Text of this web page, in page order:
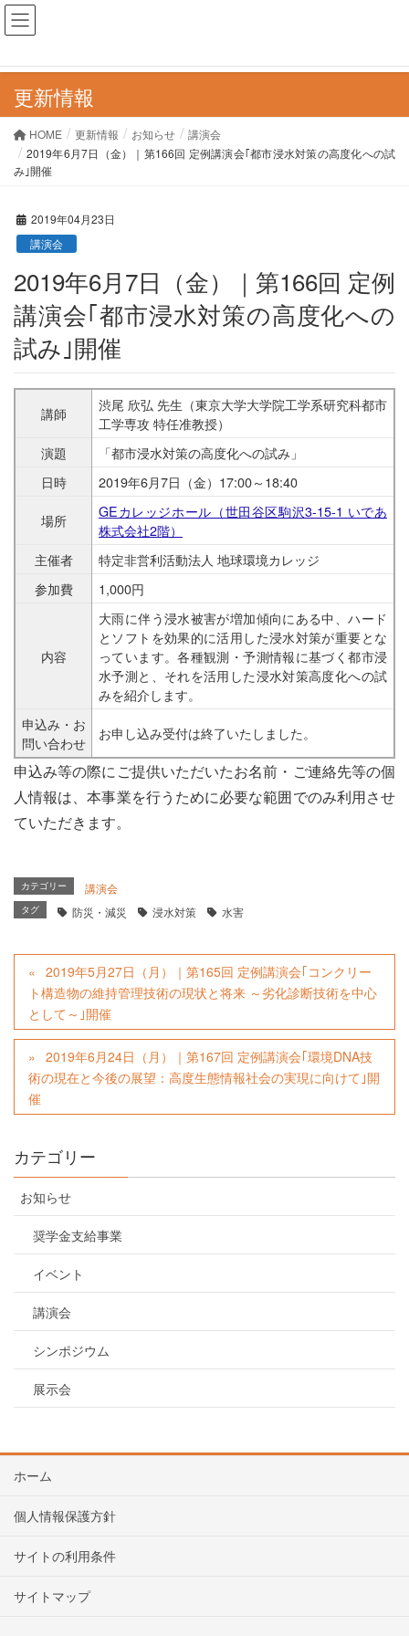
更新情報
HOME 更新情報 お知らせ
講演会
2019年6月7日（金）｜第166回 定例講演会｢都市浸水対策の高度化への試
み｣開催
2019年04月23日
講演会
2019年6月7日（金）｜第166回 定例
講演会｢都市浸水対策の高度化への
試み｣開催
講師
渋尾 欣弘 先生（東京大学大学院工学系研究科都市
工学専攻 特任准教授）
演題
「都市浸水対策の高度化への試み」
日時
2019年6月7日（金）17:00～18:40
場所
GEカレッジホール（世田谷区駒沢3-15-1 いであ
株式会社2階）
主催者
特定非営利活動法人 地球環境カレッジ
参加費
1,000円
内容
大雨に伴う浸水被害が増加傾向にある中、ハード
とソフトを効果的に活用した浸水対策が重要とな
っています。各種観測・予測情報に基づく都市浸
水予測と、それを活用した浸水対策高度化への試
みを紹介します。
申込み・お
問い合わせ
お申し込み受付は終了いたしました。
申込み等の際にご提供いただいたお名前・ご連絡先等の個
人情報は、本事業を行うために必要な範囲でのみ利用させ
ていただきます。
カテゴリー 講演会
タグ 防災・減災 浸水対策 水害
2019年5月27日（月）｜第165回 定例講演会｢コンクリー
ト構造物の維持管理技術の現状と将来 ～劣化診断技術を中心
として～｣開催
2019年6月24日（月）｜第167回 定例講演会｢環境DNA技
術の現在と今後の展望：高度生態情報社会の実現に向けて｣開
催
カテゴリー
お知らせ
奨学金支給事業
イベント
講演会
シンポジウム
展示会
ホーム
個人情報保護方針
サイトの利用条件
サイトマップ